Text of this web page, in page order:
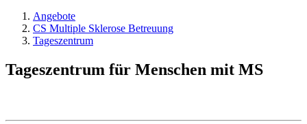
Angebote
CS Multiple Sklerose Betreuung
Tageszentrum
Tageszentrum für Menschen mit MS